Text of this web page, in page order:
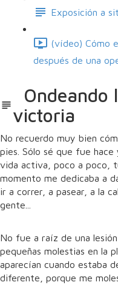
Exposición a
(vídeo) Cómo
después de una
Ondeando
victoria
No recuerdo muy bien
pies. Sólo sé que fue
vida activa, poco a poco,
momento me dedicaba a
ir a correr, a pasear, a la
gente...
No fue a raíz de una
pequeñas molestias en la
aparecían cuando estaba
diferente, porque me